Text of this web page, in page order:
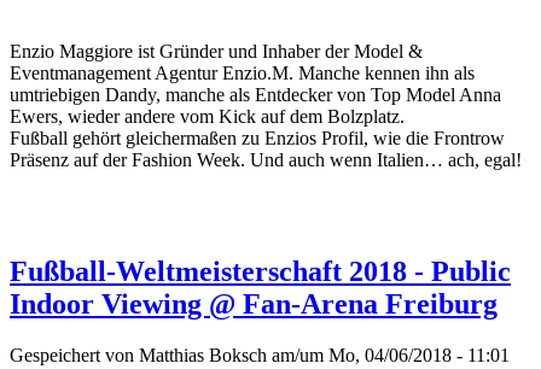
Enzio Maggiore ist Gründer und Inhaber der Model &
Eventmanagement Agentur Enzio.M. Manche kennen ihn als
umtriebigen Dandy, manche als Entdecker von Top Model Anna
Ewers, wieder andere vom Kick auf dem Bolzplatz.
Fußball gehört gleichermaßen zu Enzios Profil, wie die Frontrow
Präsenz auf der Fashion Week. Und auch wenn Italien… ach, egal!
Fußball-Weltmeisterschaft 2018 - Public
Indoor Viewing @ Fan-Arena Freiburg
Gespeichert von Matthias Boksch am/um Mo, 04/06/2018 - 11:01